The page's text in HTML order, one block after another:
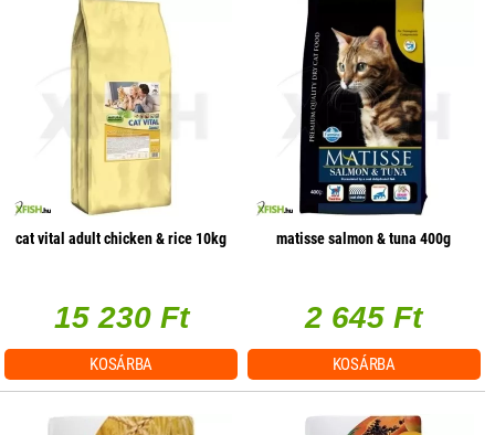
cat vital adult chicken & rice 10kg
15 230 Ft
KOSÁRBA
matisse salmon & tuna 400g
2 645 Ft
KOSÁRBA